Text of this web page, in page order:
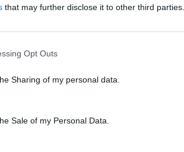
that may further disclose it to other third parties.
Opt Outs
Sharing of my personal data.
Sale of my Personal Data.
BEJELENTKEZÉS